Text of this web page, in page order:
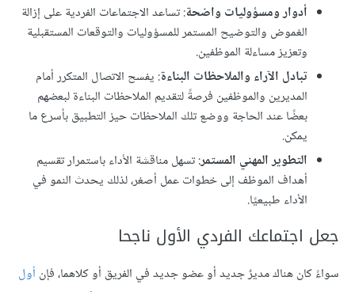
أدوار ومسؤوليات واضحة: تساعد الاجتماعات الفردية على إزالة
الغموض والتوضيح المستمر للمسؤوليات والتوقعات المستقبلية
وتعزيز مساءلة الموظفين.
تبادل الآراء والملاحظات البناءة: يفسح الاتصال المتكرر أمام
المديرين والموظفين فرصةً لتقديم الملاحظات البناءة لبعضهم
بعضًا عند الحاجة ووضع تلك الملاحظات حيز التطبيق بأسرع ما
يمكن.
التطوير المهني المستمر: تسهل مناقشة الأداء باستمرار تقسيم
أهداف الموظف إلى خطوات عمل أصغر، لذلك يحدث النمو في
الأداء طبيعيًا.
جعل اجتماعك الفردي الأول ناجحا
سواءً كان هناك مديرٌ جديد أو عضو جديد في الفريق أو كلاهما، فإن أول